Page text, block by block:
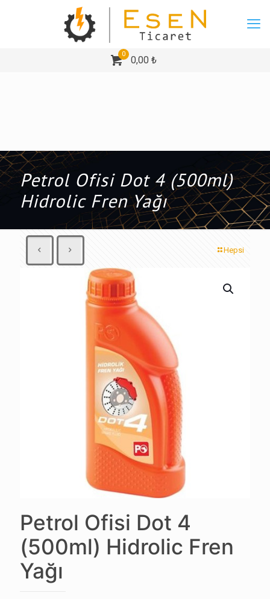
0
0,00 ₺
Petrol Ofisi Dot 4 (500ml)
Hidrolic Fren Yağı
Hepsi
Petrol Ofisi Dot 4
(500ml) Hidrolic Fren
Yağı